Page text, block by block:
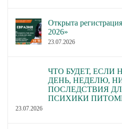
Открыта
2026»
23.07.2026
ЧТО БУДЕТ, ЕСЛИ
ДЕНЬ, НЕДЕЛЮ,
ПОСЛЕДСТВИЯ
ПСИХИКИ
23.07.2026